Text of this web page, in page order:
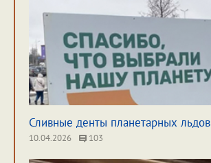
Сливные денты планетарных льдов
10.04.2026 103